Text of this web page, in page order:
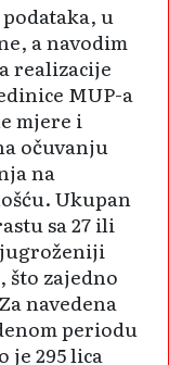
u
a navodim
realizacije
MUP-a
mjere i
očuvanju
na
Ukupan
sa 27 ili
što zajedno
navedena
periodu
295 lica